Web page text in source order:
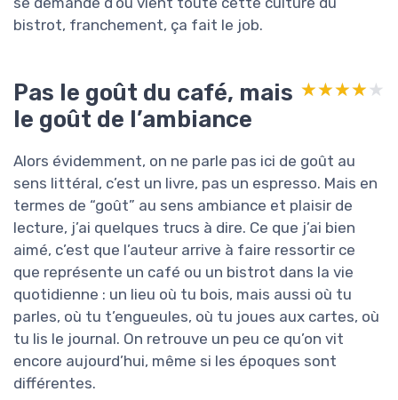
bistrot, franchement, ça fait le job.
Pas le goût du café, mais
le goût de l’ambiance
★★★★★
★★★★★
Alors évidemment, on ne parle pas ici de goût au
sens littéral, c’est un livre, pas un espresso. Mais en
termes de “goût” au sens ambiance et plaisir de
lecture, j’ai quelques trucs à dire. Ce que j’ai bien
aimé, c’est que l’auteur arrive à faire ressortir ce
que représente un café ou un bistrot dans la vie
quotidienne : un lieu où tu bois, mais aussi où tu
parles, où tu t’engueules, où tu joues aux cartes, où
tu lis le journal. On retrouve un peu ce qu’on vit
encore aujourd’hui, même si les époques sont
différentes.